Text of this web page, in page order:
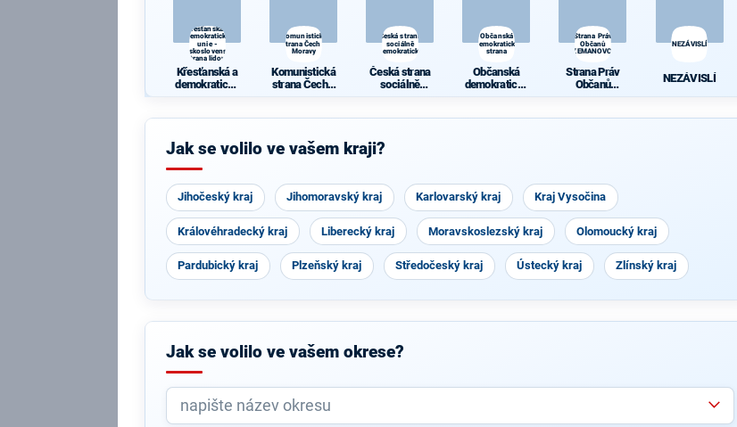
Křesťanská a
demokratická
unie -
Československá
strana lidová
Křesťanská a
demokratická
ká strana
Komunistická
strana Čech a
Moravy
Komunistická
strana Čech a
Česká strana
sociálně
demokratická
Česká strana
sociálně
Občanská
demokratická
strana
Občanská
demokratická
Strana Práv
Občanů
ZEMANOVCI
Strana Práv
Občanů
NEZÁVISLÍ
NEZÁVISLÍ
Jak se volilo ve vašem kraji?
Jihočeský kraj Jihomoravský kraj Karlovarský kraj Kraj Vysočina
Královéhradecký kraj Liberecký kraj Moravskoslezský kraj Olomoucký kraj
Pardubický kraj Plzeňský kraj Středočeský kraj Ústecký kraj Zlínský kraj
Jak se volilo ve vašem okrese?